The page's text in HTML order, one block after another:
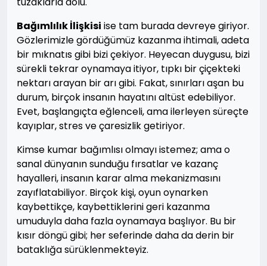
Bağımlılık İlişkisi ise tam burada devreye giriyor.
Gözlerimizle gördüğümüz kazanma ihtimali, adeta
bir mıknatıs gibi bizi çekiyor. Heyecan duygusu, bizi
sürekli tekrar oynamaya itiyor, tıpkı bir çiçekteki
nektarı arayan bir arı gibi. Fakat, sınırları aşan bu
durum, birçok insanın hayatını altüst edebiliyor.
Evet, başlangıçta eğlenceli, ama ilerleyen süreçte
kayıplar, stres ve çaresizlik getiriyor.
Kimse kumar bağımlısı olmayı istemez; ama o
sanal dünyanın sunduğu fırsatlar ve kazanç
hayalleri, insanın karar alma mekanizmasını
zayıflatabiliyor. Birçok kişi, oyun oynarken
kaybettikçe, kaybettiklerini geri kazanma
umuduyla daha fazla oynamaya başlıyor. Bu bir
kısır döngü gibi; her seferinde daha da derin bir
bataklığa sürüklenmekteyiz.